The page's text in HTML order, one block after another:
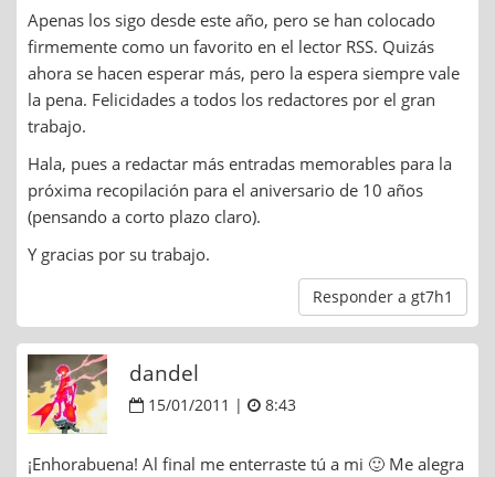
Apenas los sigo desde este año, pero se han colocado
firmemente como un favorito en el lector RSS. Quizás
ahora se hacen esperar más, pero la espera siempre vale
la pena. Felicidades a todos los redactores por el gran
trabajo.
Hala, pues a redactar más entradas memorables para la
próxima recopilación para el aniversario de 10 años
(pensando a corto plazo claro).
Y gracias por su trabajo.
Responder a gt7h1
dandel
15/01/2011 | 8:43
¡Enhorabuena! Al final me enterraste tú a mi 🙂 Me alegra